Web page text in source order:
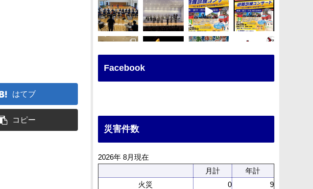
はてブ
コピー
Facebook
災害件数
2026年 8月現在
月計
年計
火災
0
9